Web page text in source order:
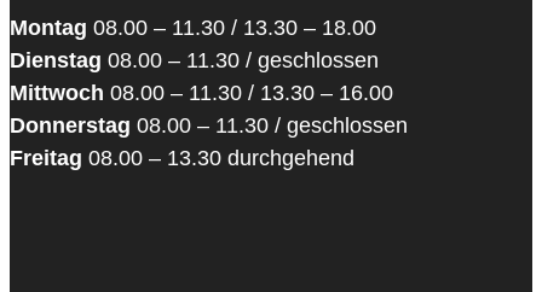
Montag 08.00 – 11.30 / 13.30 – 18.00
Dienstag 08.00 – 11.30 / geschlossen
Mittwoch 08.00 – 11.30 / 13.30 – 16.00
Donnerstag 08.00 – 11.30 / geschlossen
Freitag 08.00 – 13.30 durchgehend